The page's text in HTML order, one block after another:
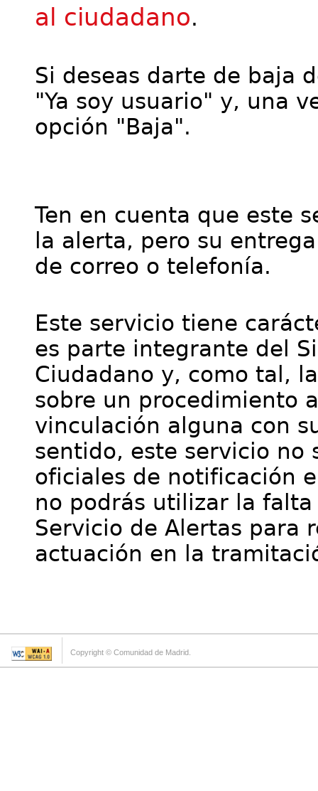
al ciudadano.
Si deseas darte de baja
"Ya soy usuario" y, una
opción "Baja".
Ten en cuenta que este
la alerta, pero su
de correo o telefonía.
Este servicio tiene
es parte integrante del
Ciudadano y, como tal,
sobre un procedimiento
vinculación alguna con
sentido, este servicio no
oficiales de notificación
no podrás utilizar la
Servicio de Alertas para
actuación en la
Copyright © Comunidad de Madrid.